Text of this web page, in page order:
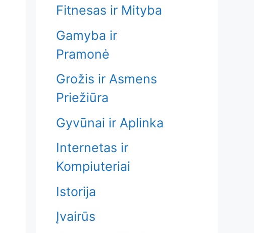
Fitnesas ir Mityba
Gamyba ir
Pramonė
Grožis ir Asmens
Priežiūra
Gyvūnai ir Aplinka
Internetas ir
Kompiuteriai
Istorija
Įvairūs